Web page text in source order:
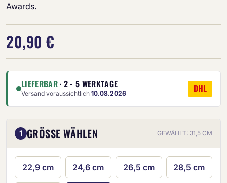
Awards.
20,90 €
LIEFERBAR· 2 - 5 WERKTAGE
Versand voraussichtlich 10.08.2026 DHL
1 GRÖSSE WÄHLEN GEWÄHLT: 31,5 CM
22,9 cm 24,6 cm 26,5 cm 28,5 cm